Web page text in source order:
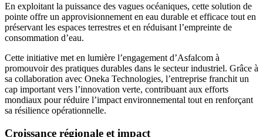
En exploitant la puissance des vagues océaniques, cette solution de
pointe offre un approvisionnement en eau durable et efficace tout en
préservant les espaces terrestres et en réduisant l’empreinte de
consommation d’eau.
Cette initiative met en lumière l’engagement d’Asfalcom à
promouvoir des pratiques durables dans le secteur industriel. Grâce à
sa collaboration avec Oneka Technologies, l’entreprise franchit un
cap important vers l’innovation verte, contribuant aux efforts
mondiaux pour réduire l’impact environnemental tout en renforçant
sa résilience opérationnelle.
Croissance régionale et impact